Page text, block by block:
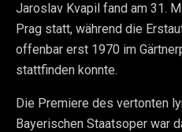
Jaroslav Kvapil fand am 31.
Prag statt, während die
offenbar erst 1970 im
stattfinden konnte.
Die Premiere des vertonten
Bayerischen Staatsoper war